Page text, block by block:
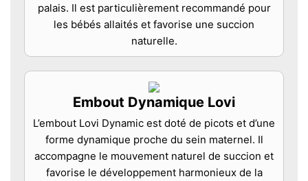
palais. Il est particulièrement recommandé pour
les bébés allaités et favorise une succion
naturelle.
Embout Dynamique Lovi
L’embout Lovi Dynamic est doté de picots et d’une
forme dynamique proche du sein maternel. Il
accompagne le mouvement naturel de succion et
favorise le développement harmonieux de la